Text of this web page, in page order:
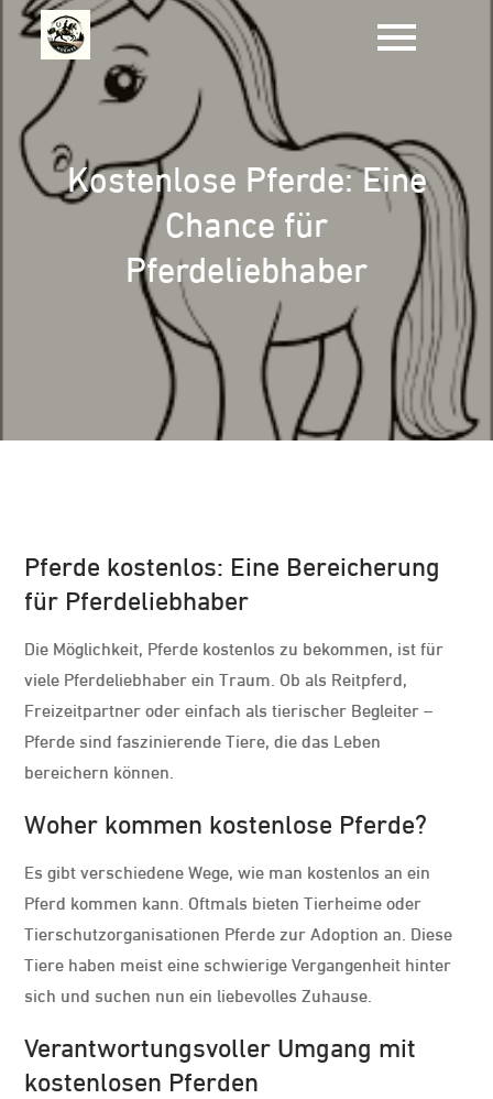
Zum
Inhalt
springen
Kostenlose Pferde: Eine
Chance für
Pferdeliebhaber
Pferde kostenlos: Eine Bereicherung
für Pferdeliebhaber
Die Möglichkeit, Pferde kostenlos zu bekommen, ist für
viele Pferdeliebhaber ein Traum. Ob als Reitpferd,
Freizeitpartner oder einfach als tierischer Begleiter –
Pferde sind faszinierende Tiere, die das Leben
bereichern können.
Woher kommen kostenlose Pferde?
Es gibt verschiedene Wege, wie man kostenlos an ein
Pferd kommen kann. Oftmals bieten Tierheime oder
Tierschutzorganisationen Pferde zur Adoption an. Diese
Tiere haben meist eine schwierige Vergangenheit hinter
sich und suchen nun ein liebevolles Zuhause.
Verantwortungsvoller Umgang mit
kostenlosen Pferden